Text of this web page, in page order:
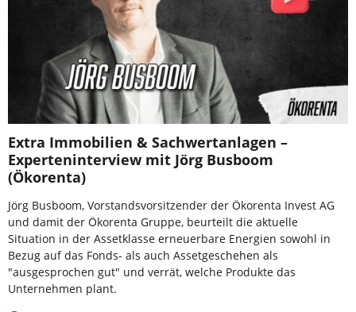
Extra Immobilien & Sachwertanlagen –
Experteninterview mit Jörg Busboom
(Ökorenta)
Jörg Busboom, Vorstandsvorsitzender der Ökorenta Invest AG
und damit der Ökorenta Gruppe, beurteilt die aktuelle
Situation in der Assetklasse erneuerbare Energien sowohl in
Bezug auf das Fonds- als auch Assetgeschehen als
"ausgesprochen gut" und verrät, welche Produkte das
Unternehmen plant.